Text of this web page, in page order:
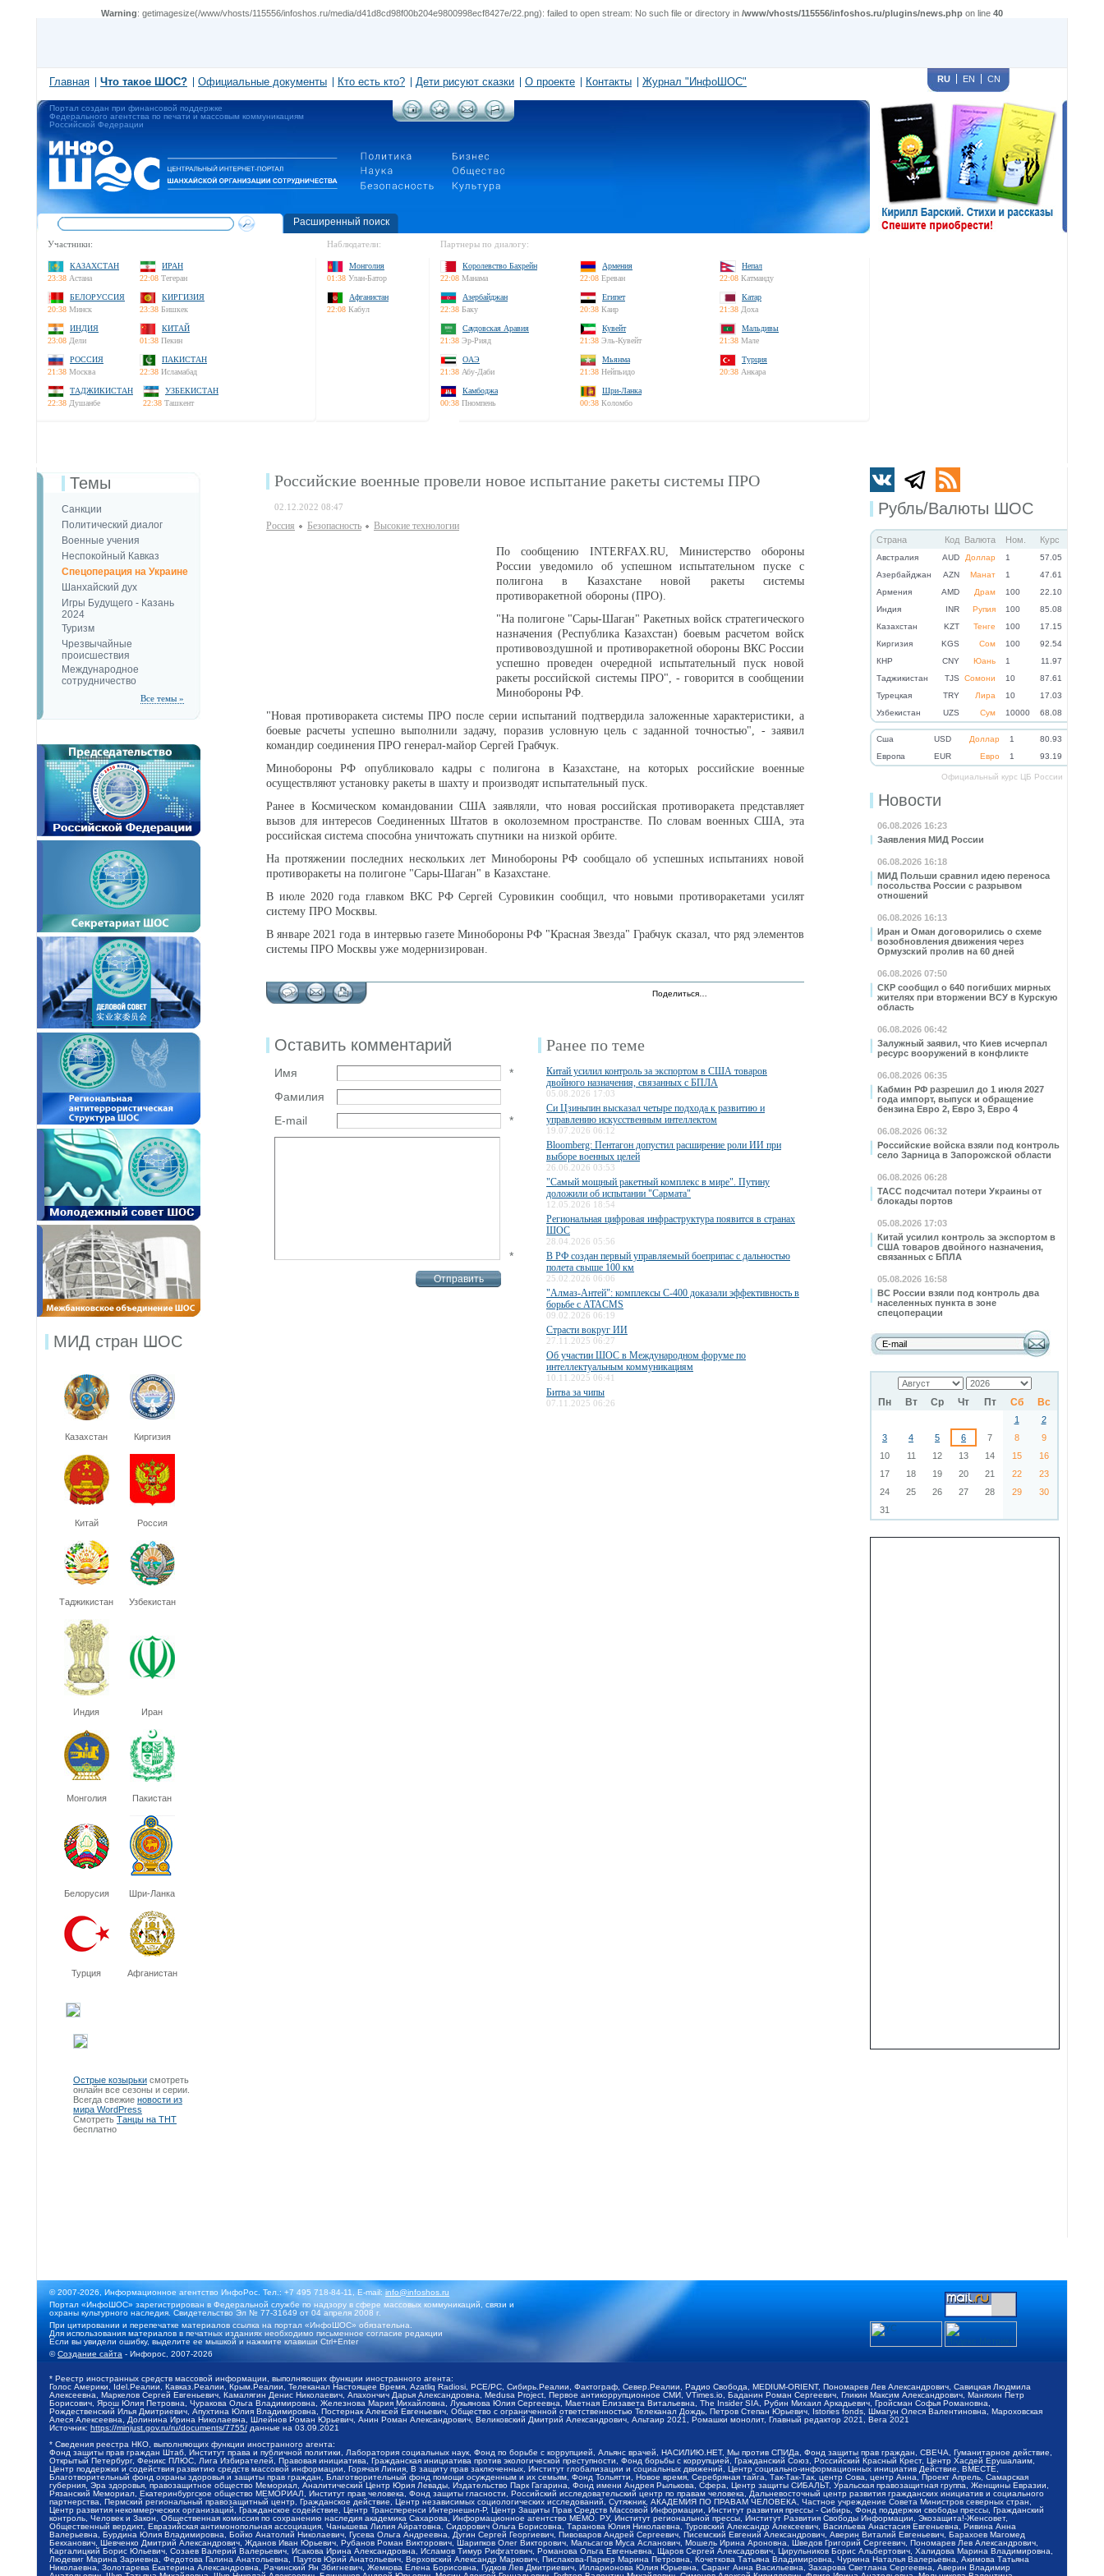
Warning: getimagesize(/www/vhosts/115556/infoshos.ru/media/d41d8cd98f00b204e9800998ecf8427e/22.png): failed to open stream: No such file or directory in /www/vhosts/115556/infoshos.ru/plugins/news.php on line 40
Главная Что такое ШОС? Официальные документы Кто есть кто? Дети рисуют сказки О проекте Контакты Журнал "ИнфоШОС" RU EN CN
Портал создан при финансовой поддержке
Федерального агентства по печати и массовым коммуникациям
Российской Федерации
Расширенный поиск
Участники:
КАЗАХСТАН
23:38 Астана
ИРАН
22:08 Тегеран
БЕЛОРУССИЯ
20:38 Минск
КИРГИЗИЯ
23:38 Бишкек
ИНДИЯ
23:08 Дели
КИТАЙ
01:38 Пекин
РОССИЯ
21:38 Москва
ПАКИСТАН
22:38 Исламабад
ТАДЖИКИСТАН
22:38 Душанбе
УЗБЕКИСТАН
22:38 Ташкент
Наблюдатели:
Монголия
01:38 Улан-Батор
Афганистан
22:08 Кабул
Партнеры по диалогу:
Королевство Бахрейн
22:08 Манама
Армения
22:08 Ереван
Непал
22:08 Катманду
Азербайджан
22:38 Баку
Египет
20:38 Каир
Катар
21:38 Доха
Саудовская Аравия
21:38 Эр-Рияд
Кувейт
21:38 Эль-Кувейт
Мальдивы
21:38 Мале
ОАЭ
21:38 Абу-Даби
Мьянма
21:38 Нейпьидо
Турция
20:38 Анкара
Камбоджа
00:38 Пномпень
Шри-Ланка
00:38 Коломбо
Рубль/Валюты ШОС
Страна Код Валюта Ном. Курс
Австралия AUD Доллар 1
57.05
Азербайджан
AZN Манат 1
47.61
Армения
AMD Драм 100
22.10
Индия
INR Рупия 100
85.08
Казахстан
KZT Тенге 100
17.15
Киргизия
KGS Сом 100
92.54
КНР
CNY Юань 1
11.97
Таджикистан
TJS Сомони 10
87.61
Турецкая
TRY Лира 10
17.03
Узбекистан
UZS Сум 10000 68.08
Cша USD Доллар 1
80.93
Eвропа
EUR Евро 1 93.19
Официальный курс ЦБ России
Новости
06.08.2026 16:23
Заявления МИД России
06.08.2026 16:18
МИД Польши сравнил идею переноса
посольства России с разрывом
отношений
06.08.2026 16:13
Иран и Оман договорились о схеме
возобновления движения через
Ормузский пролив на 60 дней
06.08.2026 07:50
СКР сообщил о 640 погибших мирных
жителях при вторжении ВСУ в Курскую
область
06.08.2026 06:42
Залужный заявил, что Киев исчерпал
ресурс вооружений в конфликте
06.08.2026 06:35
Кабмин РФ разрешил до 1 июля 2027
года импорт, выпуск и обращение
бензина Евро 2, Евро 3, Евро 4
06.08.2026 06:32
Российские войска взяли под контроль
село Зарница в Запорожской области
06.08.2026 06:28
ТАСС подсчитал потери Украины от
блокады портов
05.08.2026 17:03
Китай усилил контроль за экспортом в
США товаров двойного назначения,
связанных с БПЛА
05.08.2026 16:58
ВС России взяли под контроль два
населенных пункта в зоне
спецоперации
Пн Вт Ср Чт Пт Сб Вс
1
2
3
4 5 6 7 8
9
10
11 12 13 14 15
16
17
18 19 20 21 22
23
24
25 26 27 28 29
30
31
Темы
Санкции
Политический диалог
Военные учения
Неспокойный Кавказ
Спецоперация на Украине
Шанхайский дух
Игры Будущего - Казань
2024
Туризм
Чрезвычайные
происшествия
Международное
сотрудничество
Все темы »
МИД стран ШОС
Казахстан Киргизия
Китай Россия
Таджикистан Узбекистан
Индия Иран
Монголия Пакистан
Белорусия Шри-Ланка
Турция Афганистан
Острые козырьки смотреть
онлайн все сезоны и серии.
Всегда свежие новости из
мира WordPress
Смотреть Танцы на ТНТ
бесплатно
Российские военные провели новое испытание ракеты системы ПРО
02.12.2022 08:47
Россия Безопаcность Высокие технологии
По сообщению INTERFAX.RU, Министерство обороны
России уведомило об успешном испытательном пуске с
полигона в Казахстане новой ракеты системы
противоракетной обороны (ПРО).
"На полигоне "Сары-Шаган" Ракетных войск стратегического
назначения (Республика Казахстан) боевым расчетом войск
противовоздушной и противоракетной обороны ВКС России
успешно проведен очередной испытательный пуск новой
ракеты российской системы ПРО", - говорится в сообщении
Минобороны РФ.
"Новая противоракета системы ПРО после серии испытаний подтвердила заложенные характеристики, а
боевые расчеты успешно выполнили задачу, поразив условную цель с заданной точностью", - заявил
командир соединения ПРО генерал-майор Сергей Грабчук.
Минобороны РФ опубликовало кадры с полигона в Казахстане, на которых российские военные
осуществляют установку ракеты в шахту и производят испытательный пуск.
Ранее в Космическом командовании США заявляли, что новая российская противоракета представляет
вызов для интересов Соединенных Штатов в околоземном пространстве. По словам военных США, эта
российская система способна уничтожать спутники на низкой орбите.
На протяжении последних нескольких лет Минобороны РФ сообщало об успешных испытаниях новой
противоракеты на полигоне "Сары-Шаган" в Казахстане.
В июле 2020 года главком ВКС РФ Сергей Суровикин сообщил, что новыми противоракетами усилят
систему ПРО Москвы.
В январе 2021 года в интервью газете Минобороны РФ "Красная Звезда" Грабчук сказал, что ряд элементов
системы ПРО Москвы уже модернизирован.
Поделиться…
Оставить комментарий
Имя
*
Фамилия
E-mail
*
*
Ранее по теме
Китай усилил контроль за экспортом в США товаров
двойного назначения, связанных с БПЛА
05.08.2026 17:03
Си Цзиньпин высказал четыре подхода к развитию и
управлению искусственным интеллектом
19.07.2026 06:12
Bloomberg: Пентагон допустил расширение роли ИИ при
выборе военных целей
26.06.2026 03:53
"Самый мощный ракетный комплекс в мире". Путину
доложили об испытании "Сармата"
12.05.2026 18:54
Региональная цифровая инфраструктура появится в странах
ШОС
28.04.2026 05:56
В РФ создан первый управляемый боеприпас с дальностью
полета свыше 100 км
25.02.2026 06:06
"Алмаз-Антей": комплексы С-400 доказали эффективность в
борьбе с ATACMS
09.02.2026 06:19
Страсти вокруг ИИ
27.11.2025 06:27
Об участии ШОС в Международном форуме по
интеллектуальным коммуникациям
10.11.2025 06:41
Битва за чипы
07.11.2025 06:26
© 2007-2026, Информационное агентство ИнфоРос. Тел.: +7 495 718-84-11, E-mail:info@infoshos.ru
Портал «ИнфоШОС» зарегистрирован в Федеральной службе по надзору в сфере массовых коммуникаций, связи и
охраны культурного наследия. Свидетельство Эл № 77-31649 от 04 апреля 2008 г.
При цитировании и перепечатке материалов ссылка на портал «ИнфоШОС» обязательна.
Для использования материалов в печатных изданиях необходимо письменное согласие редакции
Если вы увидели ошибку, выделите ее мышкой и нажмите клавиши Ctrl+Enter
©Создание сайта - Инфорос, 2007-2026
* Реестр иностранных средств массовой информации, выполняющих функции иностранного агента:
Голос Америки, Idel.Реалии, Кавказ.Реалии, Крым.Реалии, Телеканал Настоящее Время, Azatliq Radiosi, PCE/PC, Сибирь.Реалии, Фактограф, Север.Реалии, Радио Свобода, MEDIUM-ORIENT, Пономарев Лев Александрович, Савицкая Людмила
Алексеевна, Маркелов Сергей Евгеньевич, Камалягин Денис Николаевич, Апахончич Дарья Александровна, Medusa Project, Первое антикоррупционное СМИ, VTimes.io, Баданин Роман Сергеевич, Гликин Максим Александрович, Маняхин Петр
Борисович, Ярош Юлия Петровна, Чуракова Ольга Владимировна, Железнова Мария Михайловна, Лукьянова Юлия Сергеевна, Маетная Елизавета Витальевна, The Insider SIA, Рубин Михаил Аркадьевич, Гройсман Софья Романовна,
Рождественский Илья Дмитриевич, Апухтина Юлия Владимировна, Постернак Алексей Евгеньевич, Общество с ограниченной ответственностью Телеканал Дождь, Петров Степан Юрьевич, Istories fonds, Шмагун Олеся Валентиновна, Мароховская
Алеся Алексеевна, Долинина Ирина Николаевна, Шлейнов Роман Юрьевич, Анин Роман Александрович, Великовский Дмитрий Александрович, Альтаир 2021, Ромашки монолит, Главный редактор 2021, Вега 2021
Источник: https://minjust.gov.ru/ru/documents/7755/ данные на 03.09.2021
* Сведения реестра НКО, выполняющих функции иностранного агента:
Фонд защиты прав граждан Штаб, Институт права и публичной политики, Лаборатория социальных наук, Фонд по борьбе с коррупцией, Альянс врачей, НАСИЛИЮ.НЕТ, Мы против СПИДа, Фонд защиты прав граждан, СВЕЧА, Гуманитарное действие,
Открытый Петербург, Феникс ПЛЮС, Лига Избирателей, Правовая инициатива, Гражданская инициатива против экологической преступности, Фонд борьбы с коррупцией, Гражданский Союз, Российский Красный Крест, Центр Хасдей Ерушалаим,
Центр поддержки и содействия развитию средств массовой информации, Горячая Линия, В защиту прав заключенных, Институт глобализации и социальных движений, Центр социально-информационных инициатив Действие, ВМЕСТЕ,
Благотворительный фонд охраны здоровья и защиты прав граждан, Благотворительный фонд помощи осужденным и их семьям, Фонд Тольятти, Новое время, Серебряная тайга, Так-Так-Так, центр Сова, центр Анна, Проект Апрель, Самарская
губерния, Эра здоровья, правозащитное общество Мемориал, Аналитический Центр Юрия Левады, Издательство Парк Гагарина, Фонд имени Андрея Рылькова, Сфера, Центр защиты СИБАЛЬТ, Уральская правозащитная группа, Женщины Евразии,
Рязанский Мемориал, Екатеринбургское общество МЕМОРИАЛ, Институт прав человека, Фонд защиты гласности, Российский исследовательский центр по правам человека, Дальневосточный центр развития гражданских инициатив и социального
партнерства, Пермский региональный правозащитный центр, Гражданское действие, Центр независимых социологических исследований, Сутяжник, АКАДЕМИЯ ПО ПРАВАМ ЧЕЛОВЕКА, Частное учреждение Совета Министров северных стран,
Центр развития некоммерческих организаций, Гражданское содействие, Центр Трансперенси Интернешнл-Р, Центр Защиты Прав Средств Массовой Информации, Институт развития прессы - Сибирь, Фонд поддержки свободы прессы, Гражданский
контроль, Человек и Закон, Общественная комиссия по сохранению наследия академика Сахарова, Информационное агентство МЕМО. РУ, Институт региональной прессы, Институт Развития Свободы Информации, Экозащита!-Женсовет,
Общественный вердикт, Евразийская антимонопольная ассоциация, Чанышева Лилия Айратовна, Сидорович Ольга Борисовна, Таранова Юлия Николаевна, Туровский Александр Алексеевич, Васильева Анастасия Евгеньевна, Ривина Анна
Валерьевна, Бурдина Юлия Владимировна, Бойко Анатолий Николаевич, Гусева Ольга Андреевна, Дугин Сергей Георгиевич, Пивоваров Андрей Сергеевич, Писемский Евгений Александрович, Аверин Виталий Евгеньевич, Барахоев Магомед
Бекханович, Шевченко Дмитрий Александрович, Жданов Иван Юрьевич, Рубанов Роман Викторович, Шарипков Олег Викторович, Мальсагов Муса Асланович, Мошель Ирина Ароновна, Шведов Григорий Сергеевич, Пономарев Лев Александрович,
Каргалицкий Борис Юльевич, Созаев Валерий Валерьевич, Исакова Ирина Александровна, Исламов Тимур Рифгатович, Романова Ольга Евгеньевна, Щаров Сергей Алексадрович, Цирульников Борис Альбертович, Халидова Марина Владимировна,
Людевиг Марина Зариевна, Федотова Галина Анатольевна, Паутов Юрий Анатольевич, Верховский Александр Маркович, Пислакова-Паркер Марина Петровна, Кочеткова Татьяна Владимировна, Чуркина Наталья Валерьевна, Акимова Татьяна
Николаевна, Золотарева Екатерина Александровна, Рачинский Ян Збигневич, Жемкова Елена Борисовна, Гудков Лев Дмитриевич, Илларионова Юлия Юрьевна, Саранг Анна Васильевна, Захарова Светлана Сергеевна, Аверин Владимир